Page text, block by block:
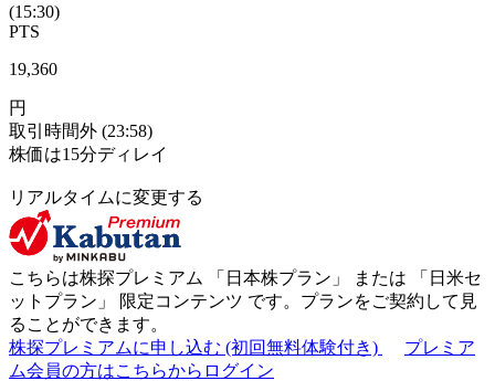
(15:30)
PTS
19,360
円
取引時間外 (23:58)
株価は15分ディレイ
リアルタイムに変更する
こちらは株探プレミアム 「 日本株プラン 」 または 「 日米セ
ットプラン 」 限定コンテンツ です。プランをご契約して見
ることができます。
株探プレミアムに申し込む (初回無料体験付き)
プレミア
ム会員の方はこちらからログイン